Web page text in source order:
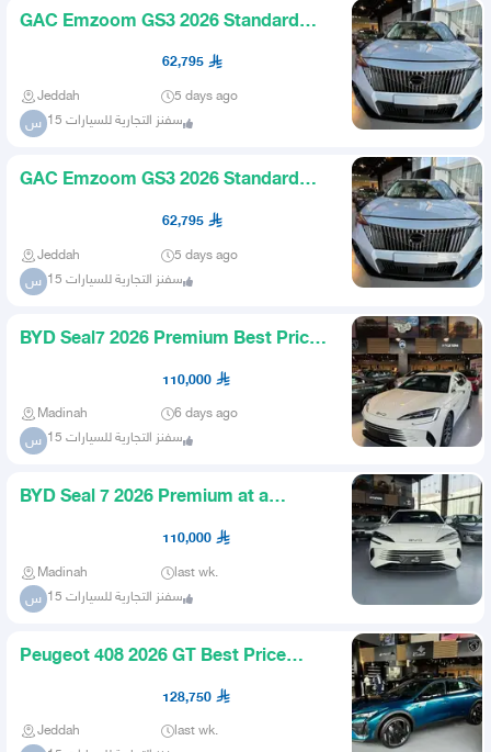
GAC Emzoom GS3 2026 Standard
62,795
Jeddah 5 days ago
س سفنز التجارية للسيارات 15
GAC Emzoom GS3 2026 Standard
62,795
Jeddah 5 days ago
س سفنز التجارية للسيارات 15
BYD Seal7 2026 Premium Best Price
110,000
Madinah 6 days ago
س سفنز التجارية للسيارات 15
BYD Seal 7 2026 Premium at a
110,000
Madinah last wk.
س سفنز التجارية للسيارات 15
Peugeot 408 2026 GT Best Price
128,750
Jeddah last wk.